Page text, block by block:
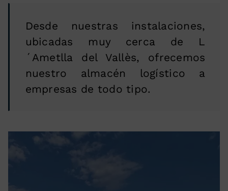
Desde nuestras instalaciones,
ubicadas muy cerca de L
´Ametlla del Vallès, ofrecemos
nuestro almacén logístico a
empresas de todo tipo.